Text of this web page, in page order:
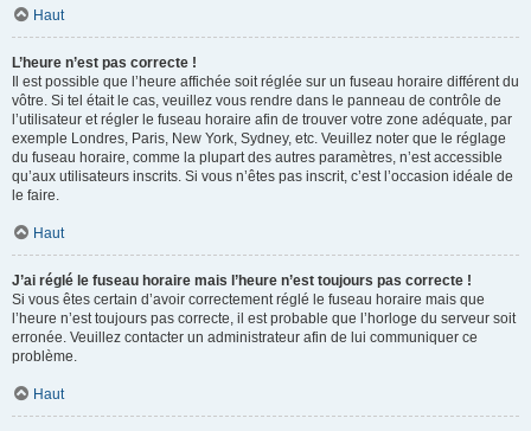
Haut
L’heure n’est pas correcte !
Il est possible que l’heure affichée soit réglée sur un fuseau horaire différent du
vôtre. Si tel était le cas, veuillez vous rendre dans le panneau de contrôle de
l’utilisateur et régler le fuseau horaire afin de trouver votre zone adéquate, par
exemple Londres, Paris, New York, Sydney, etc. Veuillez noter que le réglage
du fuseau horaire, comme la plupart des autres paramètres, n’est accessible
qu’aux utilisateurs inscrits. Si vous n’êtes pas inscrit, c’est l’occasion idéale de
le faire.
Haut
J’ai réglé le fuseau horaire mais l’heure n’est toujours pas correcte !
Si vous êtes certain d’avoir correctement réglé le fuseau horaire mais que
l’heure n’est toujours pas correcte, il est probable que l’horloge du serveur soit
erronée. Veuillez contacter un administrateur afin de lui communiquer ce
problème.
Haut